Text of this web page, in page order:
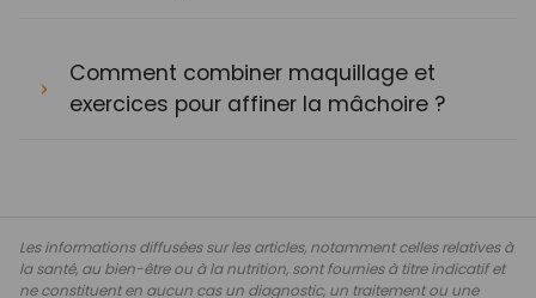
Comment combiner maquillage et
exercices pour affiner la mâchoire ?
Les informations diffusées sur les articles, notamment celles relatives à
la santé, au bien-être ou à la nutrition, sont fournies à titre indicatif et
ne constituent en aucun cas un diagnostic, un traitement ou une